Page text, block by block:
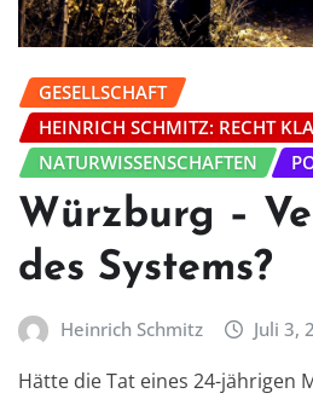
GESELLSCHAFT
HEINRICH SCHMITZ: RECHT
NATURWISSENSCHAFTEN
Würzburg –
des Systems?
Heinrich Schmitz Juli 3,
Hätte die Tat eines 24-jährigen